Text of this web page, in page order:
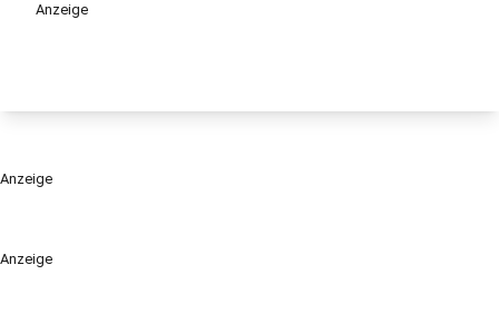
Anzeige
Anzeige
Anzeige